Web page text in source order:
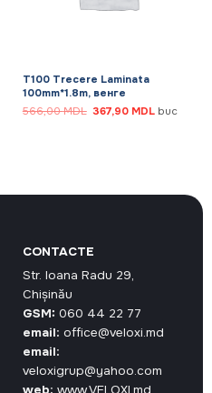
T100 Trecere Laminata
100mm*1.8m, венге
566,00MDL Prețul
inițial
367,90 MDLPrețul
buc
CONTACTE
Str. Ioana Radu 29,
Chișinău
GSM: 060 44 22 77
email: office@veloxi.md
email:
veloxigrup@yahoo.com
web: www.VELOXI.md